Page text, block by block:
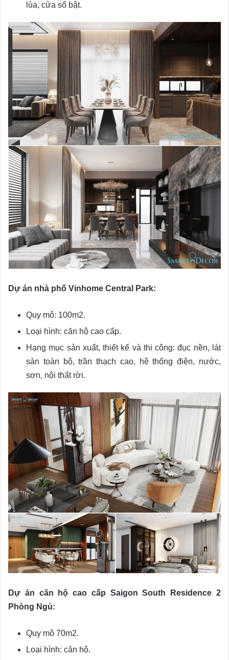
lùa, cửa sổ bật.
Dự án nhà phố Vinhome Central Park:
Quy mô: 100m2.
Loại hình: căn hộ cao cấp.
Hạng mục sản xuất, thiết kế và thi công: đục nền, lát
sàn toàn bộ, trần thạch cao, hệ thống điện, nước,
sơn, nội thất rời.
Dự án căn hộ cao cấp Saigon South Residence 2
Phòng Ngủ:
Quy mô 70m2.
Loại hình: căn hộ.